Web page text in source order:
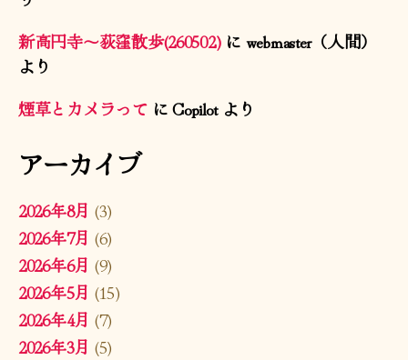
新高円寺〜荻窪散歩(260502)に webmaster（人間）
より
煙草とカメラってにCopilotより
アーカイブ
2026年8月 (3)
2026年7月 (6)
2026年6月 (9)
2026年5月 (15)
2026年4月 (7)
2026年3月 (5)